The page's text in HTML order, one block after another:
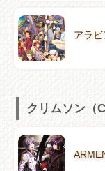
アラ
クリムソン（